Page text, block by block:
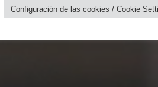
Configuración de las cookies / Cookie